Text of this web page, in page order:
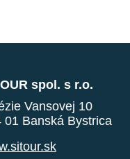
spol. s r.o.
Vansovej 10
01 Banská Bystrica